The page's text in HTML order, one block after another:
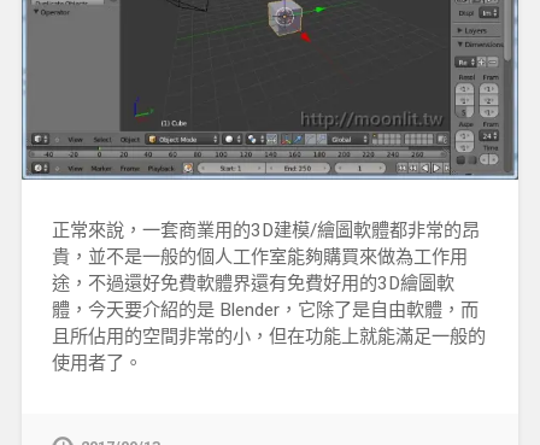
正常來說，一套商業用的3D建模/繪圖軟體都非常的昂
貴，並不是一般的個人工作室能夠購買來做為工作用
途，不過還好免費軟體界還有免費好用的3D繪圖軟
體，今天要介紹的是 Blender，它除了是自由軟體，而
且所佔用的空間非常的小，但在功能上就能滿足一般的
使用者了。